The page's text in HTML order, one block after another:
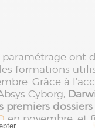
paramétrage ont
formations
Grâce à
Cyborg,
premiers
en novembre, et